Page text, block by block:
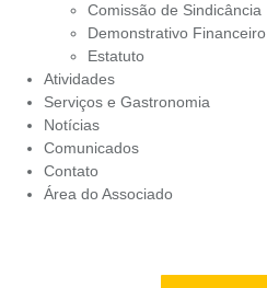
Comissão de Sindicância
Demonstrativo Financeiro
Estatuto
Atividades
Serviços e Gastronomia
Notícias
Comunicados
Contato
Área do Associado